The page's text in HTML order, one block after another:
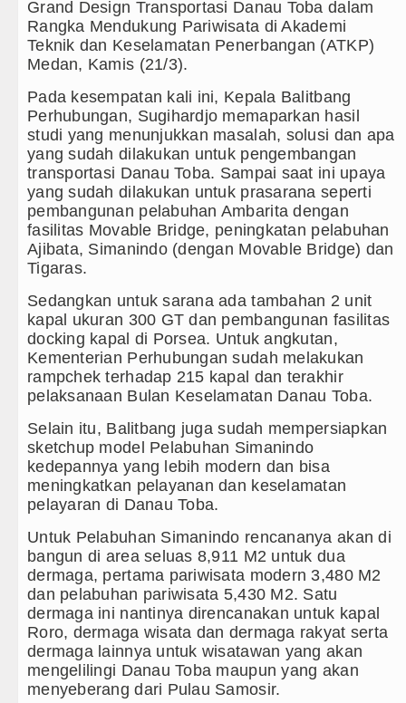
Minta Kepala Daerah se-Kepulauan Nias
Harus Dirasakan Masyarakat Lewat
Air Panas Doulu Diblokir Warga
Menggetarkan Gedung Kesenian Jakarta
3 Tersangka Pungli di Jalan Masuk Pemandian
di Grand Slam Tenis US Open 2026 untuk
Inter Milan di Laga Persahabatan di Perth
United Main Imbang Laga Persahabatan di
di Laga Persahabatan di GBK Jakarta
Gelar Turnamen Catur Antar Wartawan,
Minta Kepala Daerah se-Kepulauan Nias
Harus Dirasakan Masyarakat Lewat
Air Panas Doulu Diblokir Warga
Grand Design Transportasi Danau Toba dalam
Rangka Mendukung Pariwisata di Akademi
Teknik dan Keselamatan Penerbangan (ATKP)
Medan, Kamis (21/3).
Pada kesempatan kali ini, Kepala Balitbang
Perhubungan, Sugihardjo memaparkan hasil
studi yang menunjukkan masalah, solusi dan apa
yang sudah dilakukan untuk pengembangan
transportasi Danau Toba. Sampai saat ini upaya
yang sudah dilakukan untuk prasarana seperti
pembangunan pelabuhan Ambarita dengan
fasilitas Movable Bridge, peningkatan pelabuhan
Ajibata, Simanindo (dengan Movable Bridge) dan
Tigaras.
Sedangkan untuk sarana ada tambahan 2 unit
kapal ukuran 300 GT dan pembangunan fasilitas
docking kapal di Porsea. Untuk angkutan,
Kementerian Perhubungan sudah melakukan
rampchek terhadap 215 kapal dan terakhir
pelaksanaan Bulan Keselamatan Danau Toba.
Selain itu, Balitbang juga sudah mempersiapkan
sketchup model Pelabuhan Simanindo
kedepannya yang lebih modern dan bisa
meningkatkan pelayanan dan keselamatan
pelayaran di Danau Toba.
Untuk Pelabuhan Simanindo rencananya akan di
bangun di area seluas 8,911 M2 untuk dua
dermaga, pertama pariwisata modern 3,480 M2
dan pelabuhan pariwisata 5,430 M2. Satu
dermaga ini nantinya direncanakan untuk kapal
Roro, dermaga wisata dan dermaga rakyat serta
dermaga lainnya untuk wisatawan yang akan
mengelilingi Danau Toba maupun yang akan
menyeberang dari Pulau Samosir.